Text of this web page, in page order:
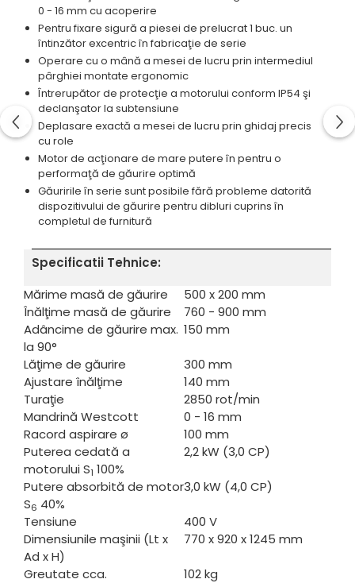
Standuri pentru strunguri metal
Unelte striere
0 - 16 mm cu acoperire
Pentru fixare sigură a piesei de prelucrat 1 buc. un
întinzător excentric în fabricaţie de serie
Operare cu o mână a mesei de lucru prin intermediul
pârghiei montate ergonomic
Întrerupător de protecţie a motorului conform IP54 şi
declanşator la subtensiune
Deplasare exactă a mesei de lucru prin ghidaj precis
cu role
Motor de acţionare de mare putere în pentru o
performaţă de găurire optimă
Găuririle în serie sunt posibile fără probleme datorită
dispozitivului de găurire pentru dibluri cuprins în
completul de furnitură
Specificatii Tehnice:
Mărime masă de găurire
500 x 200 mm
Înălţime masă de găurire
760 - 900 mm
Adâncime de găurire max.
la 90°
150 mm
Lăţime de găurire
300 mm
Ajustare înălţime
140 mm
Turaţie
2850 rot/min
Mandrină Westcott
0 - 16 mm
Racord aspirare ø
100 mm
Puterea cedată a
motorului S1 100%
2,2 kW (3,0 CP)
Putere absorbită de motor
S6 40%
3,0 kW (4,0 CP)
Tensiune
400 V
Dimensiunile maşinii (Lt x
Ad x H)
770 x 920 x 1245 mm
Greutate cca. 102 kg